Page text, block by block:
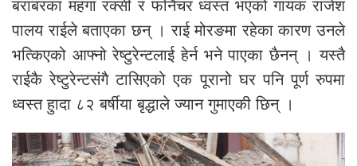
बराबरका महंगा रक्सी र फर्निचर ध्वस्त भएको गायक राजेश
पालय राईले बताएका छन् । राई मोरङमा रहेका कारण उनले
भत्किएको आफ्नो रेष्टुरेन्टलाई हेर्न भने पाएका छैनन् । यस्तै
राईकै रेष्टुरेन्टसंगै टासिएको एक पूरानो घर पनि पूर्ण रुपमा
ध्वस्त हुादा ८२ बर्षीया बृद्धाले ज्यान गुमाएकी छिन् ।